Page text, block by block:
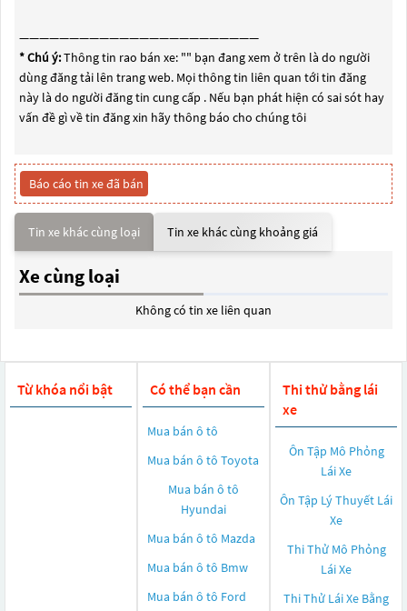
————————————————————————
* Chú ý:Thông tin rao bán xe: "" bạn đang xem ở trên là do người
dùng đăng tải lên trang web. Mọi thông tin liên quan tới tin đăng
này là do người đăng tin cung cấp . Nếu bạn phát hiện có sai sót hay
vấn đề gì về tin đăng xin hãy thông báo cho chúng tôi
Báo cáo tin xe đã bán
Tin xe khác cùng loại Tin xe khác cùng khoảng giá
Xe cùng loại
Không có tin xe liên quan
Từ khóa nổi bật Có thể bạn cần
Mua bán ô tô
Mua bán ô tô Toyota
Mua bán ô tô
Hyundai
Mua bán ô tô Mazda
Mua bán ô tô Bmw
Mua bán ô tô Ford
Thi thử bằng lái
xe
Ôn Tập Mô Phỏng
Lái Xe
Ôn Tập Lý Thuyết Lái
Xe
Thi Thử Mô Phỏng
Lái Xe
Thi Thử Lái Xe Bằng